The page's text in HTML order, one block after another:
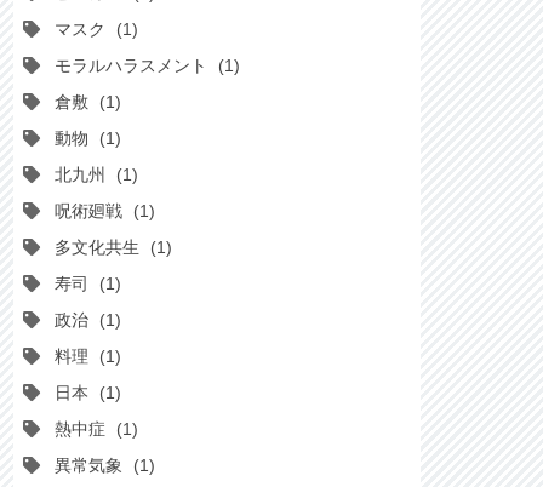
マスク
1
モラルハラスメント
1
倉敷
1
動物
1
北九州
1
呪術廻戦
1
多文化共生
1
寿司
1
政治
1
料理
1
日本
1
熱中症
1
異常気象
1